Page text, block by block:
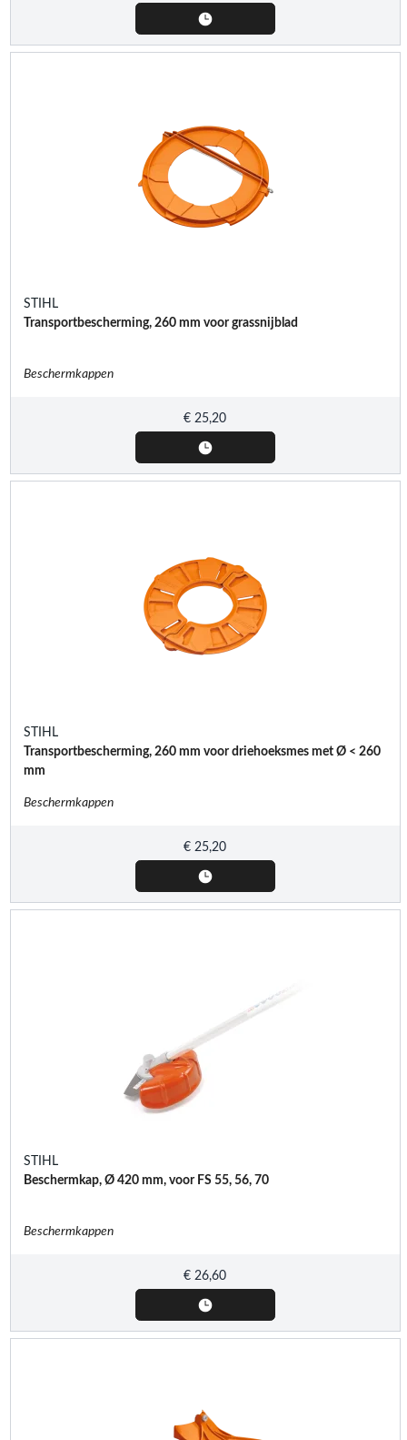
STIHL
Transportbescherming, 260 mm voor grassnijblad
Beschermkappen
€ 25,20
STIHL
Transportbescherming, 260 mm voor driehoeksmes met Ø < 260
mm
Beschermkappen
€ 25,20
STIHL
Beschermkap, Ø 420 mm, voor FS 55, 56, 70
Beschermkappen
€ 26,60